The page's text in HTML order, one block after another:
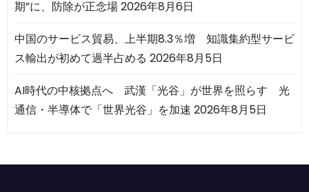
期”に、防除が正念場2026年8月6日
中国のサービス貿易、上半期8.3％増 知識集約型サービ
ス輸出が初めて過半占める 2026年8月5日
AI時代の中核拠点へ 武漢「光谷」が世界を照らす 光
通信・半導体で「世界光谷」を加速 2026年8月5日